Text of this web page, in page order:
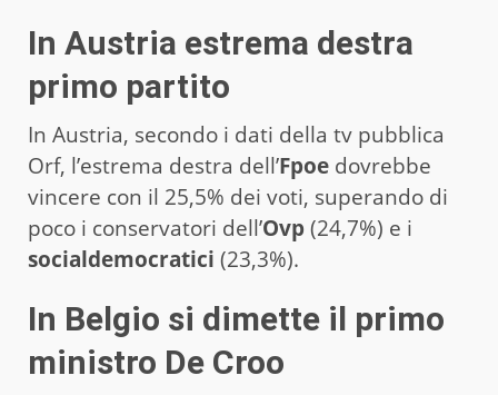
In Austria estrema destra
primo partito
In Austria, secondo i dati della tv pubblica
Orf, l’estrema destra dell’Fpoe dovrebbe
vincere con il 25,5% dei voti, superando di
poco i conservatori dell’Ovp(24,7%) e i
socialdemocratici (23,3%).
In Belgio si dimette il primo
ministro De Croo